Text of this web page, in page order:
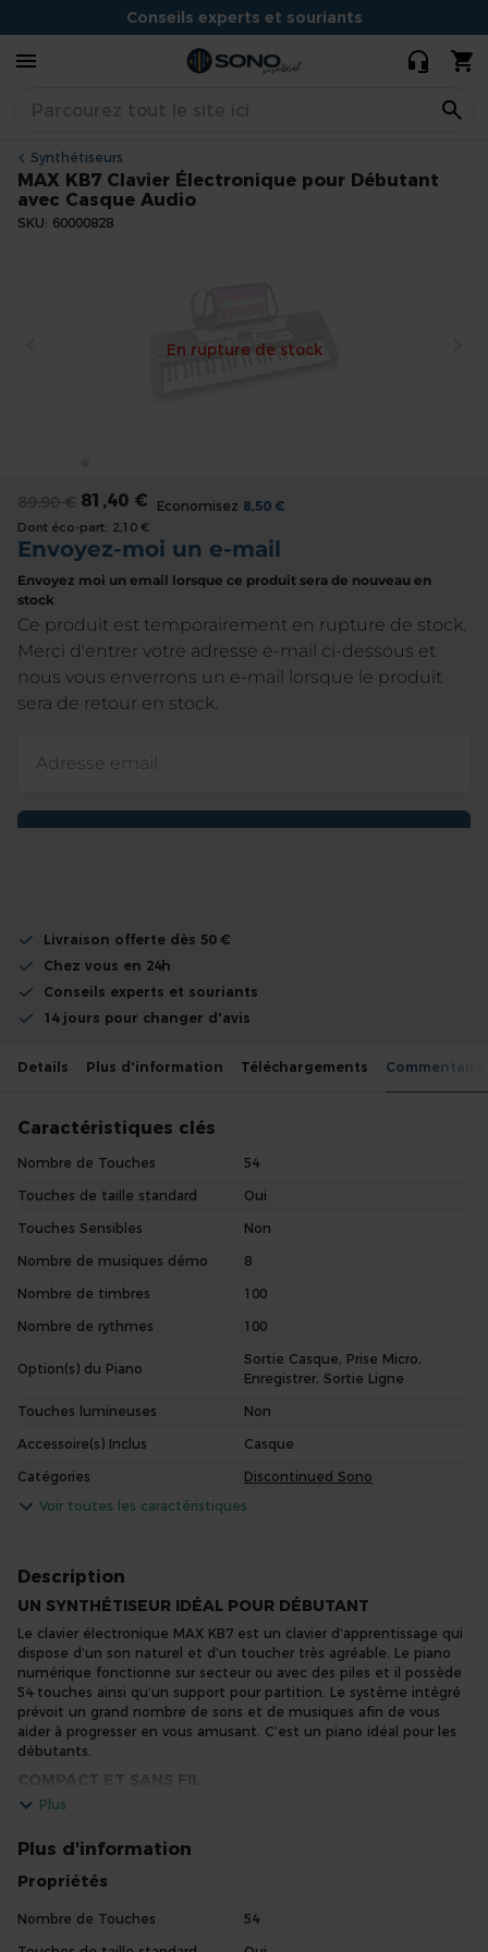
Conseils experts et souriants
Situé à Dijon
Synthétiseurs
pour
Débutant
avec Casque
89,90 €
MAX KB7 Clavier Électronique pour Débutant
avec Casque Audio
SKU 60000828
81,40 €
89,90 € Economisez 8,50 €
Dont éco-part: 2,10 €
Livraison offerte dès 50 €
Chez vous en 24h
Conseils experts et souriants
14 jours pour changer d'avis
the
beginning
of
the
images
gallery
En rupture de stock
Details Plus d'information Téléchargements
Description
UN SYNTHÉTISEUR IDÉAL POUR DÉBUTANT
Le clavier électronique MAX KB7 est un clavier d’apprentissage qui
dispose d’un son naturel et d’un toucher très agréable. Le piano
numérique fonctionne sur secteur ou avec des piles et il possède
54 touches ainsi qu’un support pour partition. Le système intégré
prévoit un grand nombre de sons et de musiques afin de vous
aider à progresser en vous amusant. C’est un piano idéal pour les
débutants.
COMPACT ET SANS FIL
Le piano pour débutant MAX KB7 est très compact et donc facile
jouer chez des amis ou pour vos cours de piano, pratique ! De plus,
prise secteur pour le faire fonctionner. En effet, le clavier
Plus
Plus d'information
Propriétés
Nombre de Touches
54
Caractéristiques clés
Nombre de Touches
54
Touches de taille standard
Oui
Touches Sensibles
Non
Nombre de musiques démo
8
Nombre de timbres
100
Nombre de rythmes
100
Option(s) du Piano
Sortie Casque, Prise Micro,
Enregistrer, Sortie Ligne
Touches lumineuses
Non
Accessoire(s) Inclus
Casque
Catégories
Discontinued Sono
Voir toutes les caractéristiques